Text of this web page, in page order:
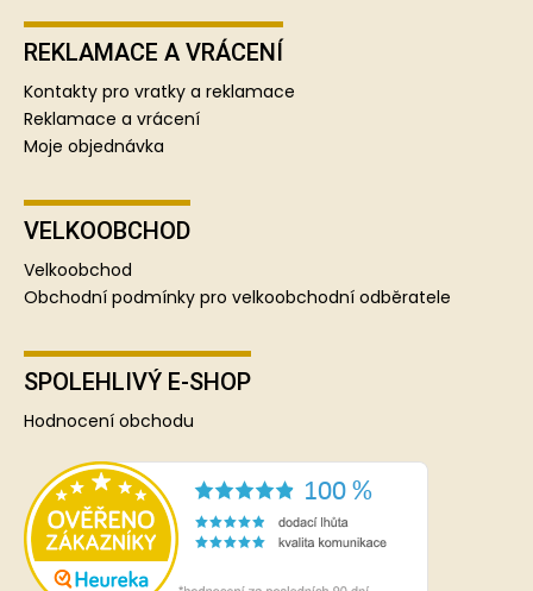
REKLAMACE A VRÁCENÍ
Kontakty pro vratky a reklamace
Reklamace a vrácení
Moje objednávka
VELKOOBCHOD
Velkoobchod
Obchodní podmínky pro velkoobchodní odběratele
SPOLEHLIVÝ E-SHOP
Hodnocení obchodu